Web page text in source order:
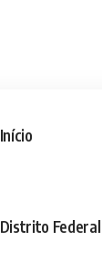
Início
Distrito Federal